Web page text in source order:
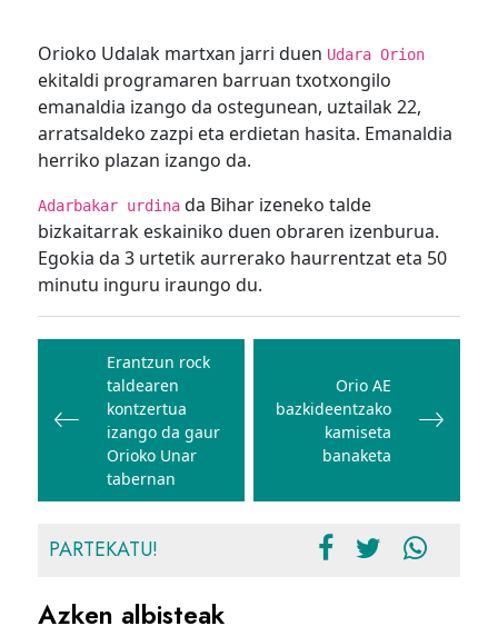
Orioko Udalak martxan jarri duen Udara Orion
ekitaldi programaren barruan txotxongilo
emanaldia izango da ostegunean, uztailak 22,
arratsaldeko zazpi eta erdietan hasita. Emanaldia
herriko plazan izango da.
Adarbakar urdina da Bihar izeneko talde
bizkaitarrak eskainiko duen obraren izenburua.
Egokia da 3 urtetik aurrerako haurrentzat eta 50
minutu inguru iraungo du.
Bidalketetan
zehar
nabigatu
Erantzun rock
taldearen
kontzertua
izango da gaur
Orioko Unar
tabernan
Orio AE
bazkideentzako
kamiseta
banaketa
PARTEKATU!
Azken albisteak